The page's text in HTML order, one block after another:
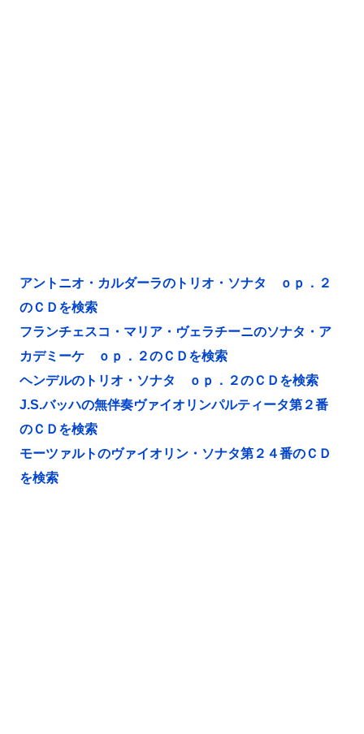
アントニオ・カルダーラのトリオ・ソナタ ｏｐ．２
のＣＤを検索
フランチェスコ・マリア・ヴェラチーニのソナタ・ア
カデミーケ ｏｐ．２のＣＤを検索
ヘンデルのトリオ・ソナタ ｏｐ．２のＣＤを検索
J.S.バッハの無伴奏ヴァイオリンパルティータ第２番
のＣＤを検索
モーツァルトのヴァイオリン・ソナタ第２４番のＣＤ
を検索